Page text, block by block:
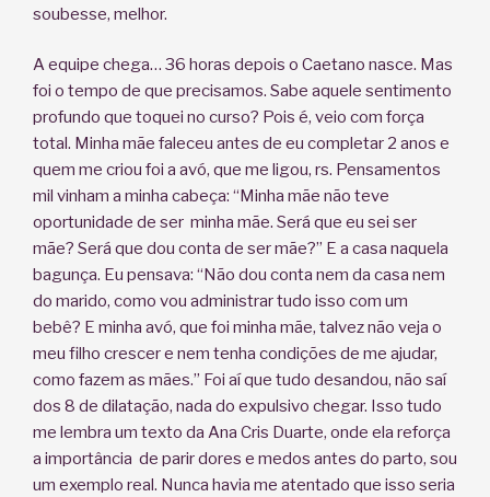
soubesse, melhor.
A equipe chega… 36 horas depois o Caetano nasce. Mas
foi o tempo de que precisamos. Sabe aquele sentimento
profundo que toquei no curso? Pois é, veio com força
total. Minha mãe faleceu antes de eu completar 2 anos e
quem me criou foi a avó, que me ligou, rs. Pensamentos
mil vinham a minha cabeça: “Minha mãe não teve
oportunidade de ser minha mãe. Será que eu sei ser
mãe? Será que dou conta de ser mãe?” E a casa naquela
bagunça. Eu pensava: “Não dou conta nem da casa nem
do marido, como vou administrar tudo isso com um
bebê? E minha avó, que foi minha mãe, talvez não veja o
meu filho crescer e nem tenha condições de me ajudar,
como fazem as mães.” Foi aí que tudo desandou, não saí
dos 8 de dilatação, nada do expulsivo chegar. Isso tudo
me lembra um texto da Ana Cris Duarte, onde ela reforça
a importância de parir dores e medos antes do parto, sou
um exemplo real. Nunca havia me atentado que isso seria